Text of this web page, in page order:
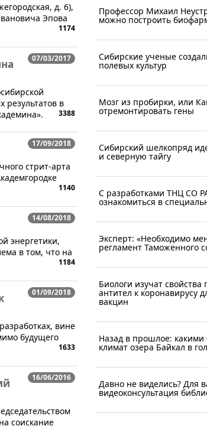
д. 6),
Эпова​
1174
07/03/2017
в
3388
17/09/2018
стрит-арта
1140
14/08/2018
энергетики,
в том, что на
1184
01/09/2018
вине
будущего
1633
16/06/2016
соискание
Профессор Михаил
можно построить
Сибирские ученые
полевых культур
Мозг из пробирки, или
отремонтировать гены
Сибирский шелкопряд
и северную тайгу
С разработками ТНЦ СО
ознакомиться в
Эксперт: «Необходимо
регламент Таможенного
Биологи изучат
антител к коронавирусу
вакцин
Назад в прошлое:
климат озера Байкал в
Давно не виделись? Для
видеоконсультация